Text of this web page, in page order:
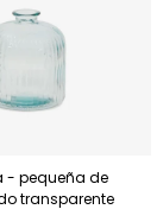
- pequeña de
transparente